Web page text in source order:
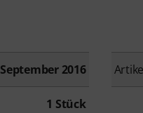
September 2016
1 Stück